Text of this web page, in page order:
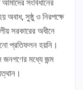
সংবিধানের
সুষ্ঠু ও নিরপক্ষে
সরকারের অধীনে
প্রতিফলন হয়নি।
জনগণের মধ্যে জন্ম